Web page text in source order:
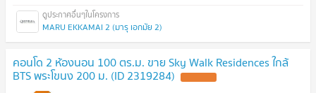
MARU EKKAMAI 2 (มารุ เอกมัย 2)
คอนโด 2 ห้องนอน 100 ตร.ม. ขาย Sky Walk Residences ใกล้
BTS พระโขนง 200 ม. (ID 2319284)